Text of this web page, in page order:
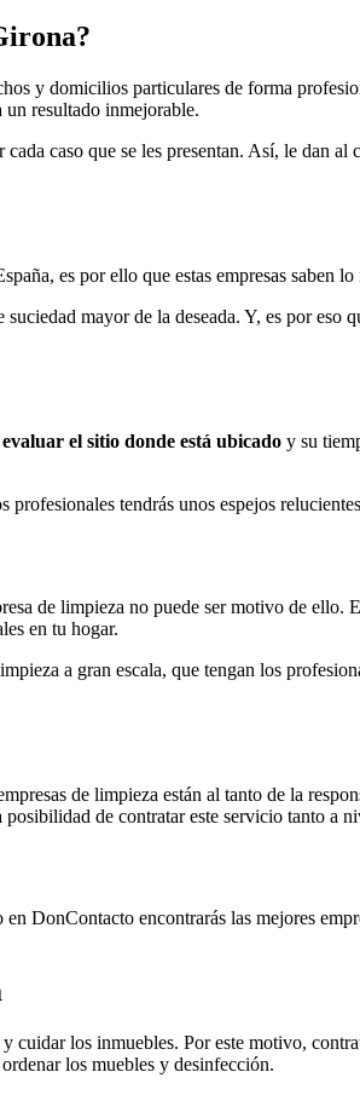
y domicilios particulares de forma
un resultado inmejorable.
cada caso que se les presentan. Así, le dan
es por ello que estas empresas saben
mayor de la deseada. Y, es por eso
el sitio donde está ubicado y su
tendrás unos espejos
de limpieza no puede ser motivo de
en tu hogar.
a gran escala, que tengan los
de limpieza están al tanto de la
de contratar este servicio tanto a
DonContacto encontrarás las mejores
y cuidar los inmuebles. Por este motivo,
los muebles y desinfección.